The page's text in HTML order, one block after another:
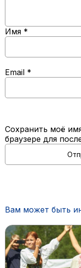
Имя *
Email *
Сохранить моё
браузере для
Вам может быть